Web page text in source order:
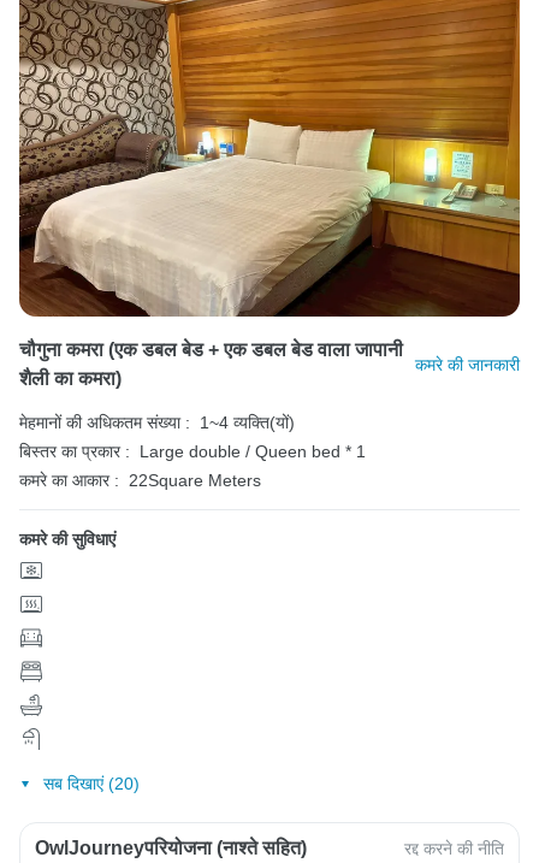
चौगुना कमरा (एक डबल बेड + एक डबल बेड वाला जापानी
शैली का कमरा)
कमरे की जानकारी
मेहमानों की अधिकतम संख्या :
1~4 व्यक्ति(यों)
बिस्तर का प्रकार :
Large double / Queen bed * 1
कमरे का आकार :
22Square Meters
कमरे की सुविधाएं
सब दिखाएं (20)
OwlJourneyपरियोजना (नाश्ते सहित) रद्द करने की नीति